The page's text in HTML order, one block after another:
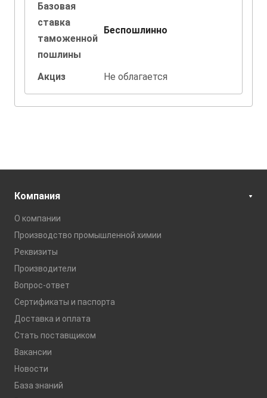
Базовая
ставка
таможенной
пошлины
Беспошлинно
Акциз Не облагается
Компания
О компании
Производство промышленной химии
Реквизиты
Производители
Вопрос-ответ
Сертификаты и паспорта
Доставка и оплата
Стать поставщиком
Вакансии
Новости
База знаний